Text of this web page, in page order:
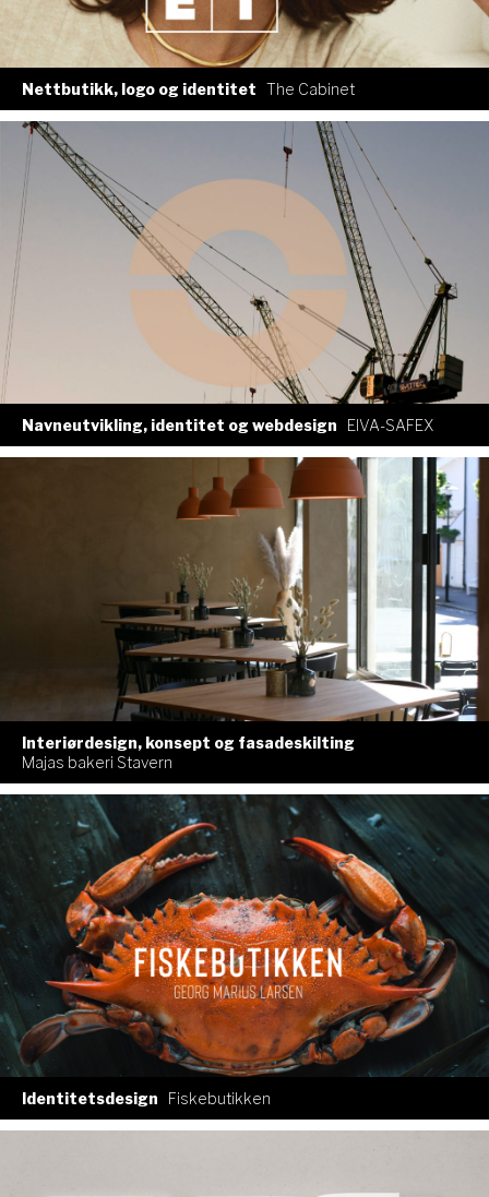
Nettbutikk, logo og identitet The Cabinet
Navneutvikling, identitet og webdesign EIVA-SAFEX
Interiørdesign, konsept og fasadeskilting
Majas bakeri Stavern
Identitetsdesign Fiskebutikken